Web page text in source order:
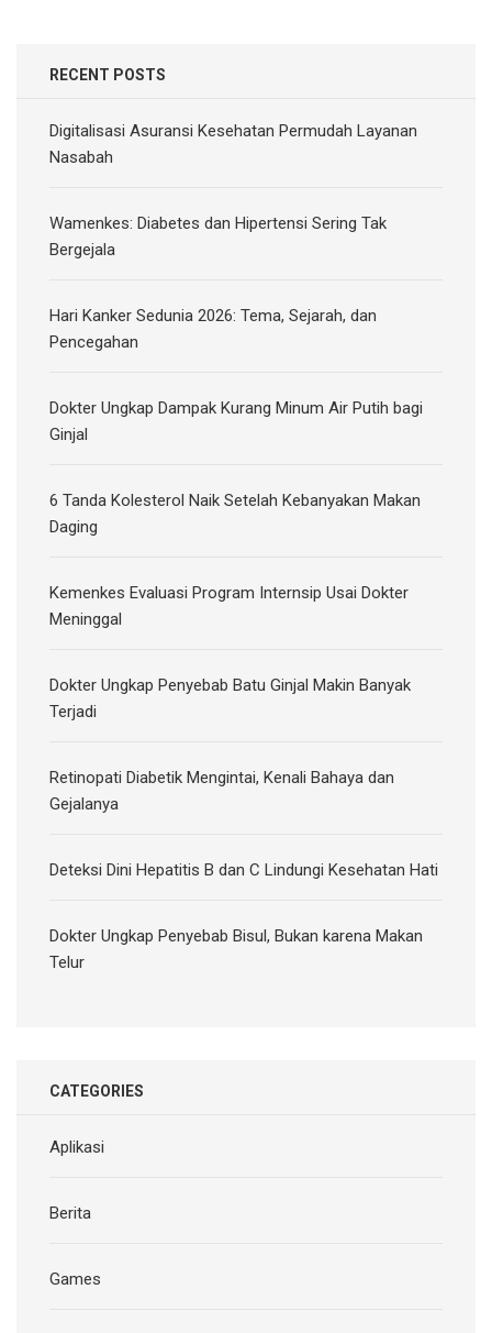
RECENT POSTS
Digitalisasi Asuransi Kesehatan Permudah Layanan
Nasabah
Wamenkes: Diabetes dan Hipertensi Sering Tak
Bergejala
Hari Kanker Sedunia 2026: Tema, Sejarah, dan
Pencegahan
Dokter Ungkap Dampak Kurang Minum Air Putih bagi
Ginjal
6 Tanda Kolesterol Naik Setelah Kebanyakan Makan
Daging
Kemenkes Evaluasi Program Internsip Usai Dokter
Meninggal
Dokter Ungkap Penyebab Batu Ginjal Makin Banyak
Terjadi
Retinopati Diabetik Mengintai, Kenali Bahaya dan
Gejalanya
Deteksi Dini Hepatitis B dan C Lindungi Kesehatan Hati
Dokter Ungkap Penyebab Bisul, Bukan karena Makan
Telur
CATEGORIES
Aplikasi
Berita
Games